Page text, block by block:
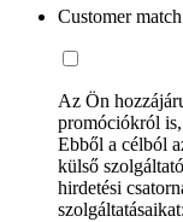
Customer
Az Ön
promóciókról
Ebből a célból
külső
hirdetési
szolgáltatásaikat: